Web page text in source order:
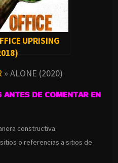
UPRISING
» ALONE (2020)
ANTES DE COMENTAR EN
constructiva.
o referencias a sitios de